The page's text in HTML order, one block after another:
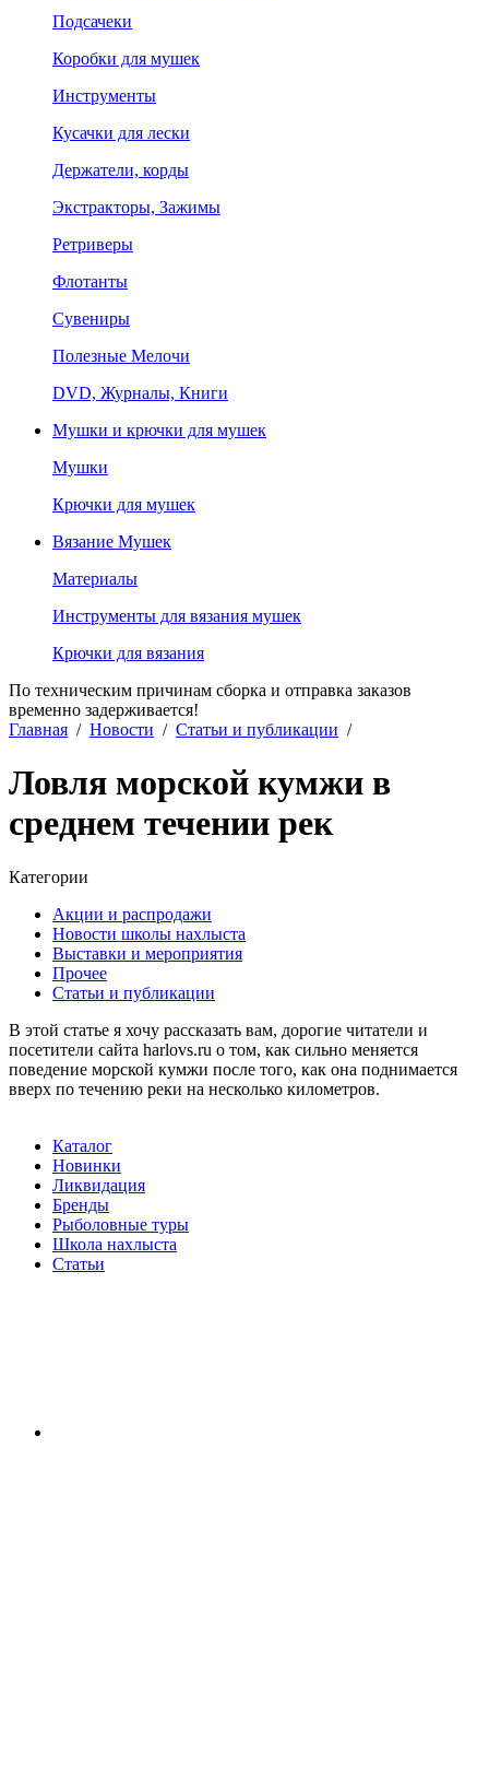
Подсачеки
Коробки для мушек
Инструменты
Кусачки для лески
Держатели, корды
Экстракторы, Зажимы
Ретриверы
Флотанты
Сувениры
Полезные Мелочи
DVD, Журналы, Книги
Мушки и крючки для мушек
Мушки
Крючки для мушек
Вязание Мушек
Материалы
Инструменты для вязания мушек
Крючки для вязания
По техническим причинам сборка и отправка заказов
временно задерживается!
Главная / Новости / Статьи и публикации /
Ловля морской кумжи в
среднем течении рек
Категории
Акции и распродажи
Новости школы нахлыста
Выставки и мероприятия
Прочее
Статьи и публикации
В этой статье я хочу рассказать вам, дорогие читатели и
посетители сайта harlovs.ru о том, как сильно меняется
поведение морской кумжи после того, как она поднимается
вверх по течению реки на несколько километров.
Каталог
Новинки
Ликвидация
Бренды
Рыболовные туры
Школа нахлыста
Статьи